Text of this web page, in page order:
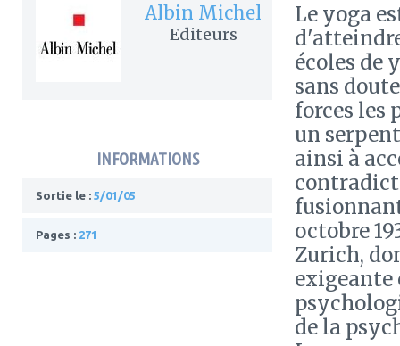
Albin Michel
Editeurs
INFORMATIONS
Sortie le : 5/01/05
Pages : 271
Le yoga
écoles de
sans
forces les
un
ainsi à
octobre
Zurich,
exigeante
de la